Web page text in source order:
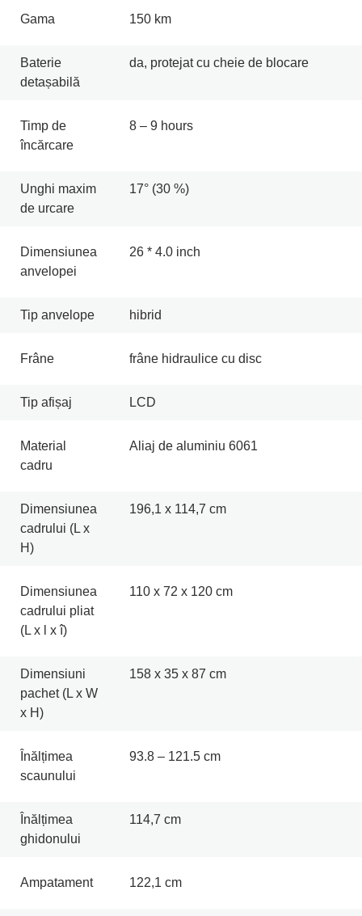
Gama 150 km
Baterie
detașabilă
da, protejat cu cheie de blocare
Timp de
încărcare
8 – 9 hours
Unghi maxim
de urcare
17° (30 %)
Dimensiunea
anvelopei
26 * 4.0 inch
Tip anvelope hibrid
Frâne frâne hidraulice cu disc
Tip afișaj LCD
Material
cadru
Aliaj de aluminiu 6061
Dimensiunea
cadrului (L x
H)
196,1 x 114,7 cm
Dimensiunea
cadrului pliat
(L x l x î)
110 x 72 x 120 cm
Dimensiuni
pachet (L x W
x H)
158 x 35 x 87 cm
Înălțimea
scaunului
93.8 – 121.5 cm
Înălțimea
ghidonului
114,7 cm
Ampatament 122,1 cm